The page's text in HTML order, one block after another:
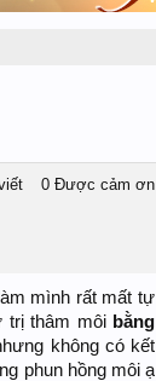
0 Được cảm ơn
mình rất mất tự
trị thâm môi bằng
không có kết
phun hồng môi ạ